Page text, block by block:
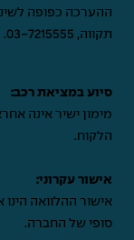
תקווה, 03-7215555
.
סיוע במציאת רכב:
מימון ישיר אינה
הלקוח.
אישור עקרוני:
אישור ההלוואה הינו
סופי של החברה.